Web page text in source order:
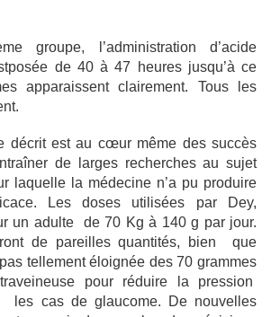
groupe, l’administration d’acide
de 40 à 47 heures jusqu’à ce
apparaissent clairement. Tous les
décrit est au cœur même des succès
de larges recherches au sujet
laquelle la médecine n’a pu produire
Les doses utilisées par Dey,
un adulte de 70 Kg à 140 g par jour.
de pareilles quantités, bien que
tellement éloignée des 70 grammes
pour réduire la pression
les cas de glaucome. De nouvelles